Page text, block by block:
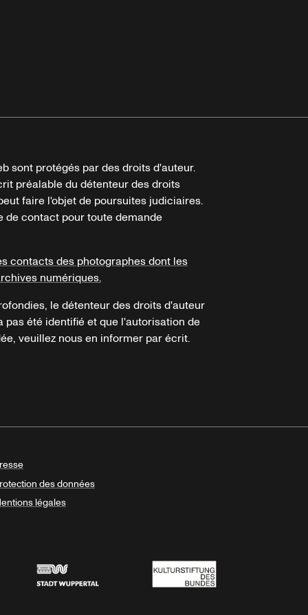
sont protégés par des droits d'auteur.
préalable du détenteur des droits
faire l'objet de poursuites judiciaires.
de contact pour toute demande
contacts des photographes dont les
numériques.
le détenteur des droits d'auteur
été identifié et que l'autorisation de
veuillez nous en informer par écrit.
des données
légales